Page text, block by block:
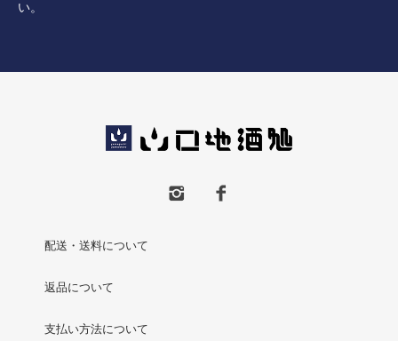
い。
配送・送料について
返品について
支払い方法について